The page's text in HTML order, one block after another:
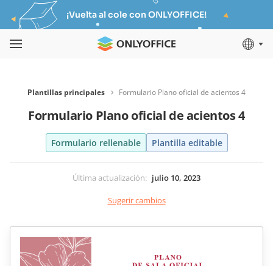
¡Vuelta al cole con ONLYOFFICE!
Plantillas principales Formulario Plano oficial de acientos 4
Formulario Plano oficial de acientos 4
Formulario rellenable Plantilla editable
Última actualización: julio 10, 2023
Sugerir cambios